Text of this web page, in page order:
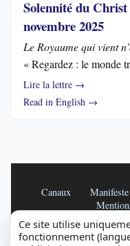
Solennité du
novembre 2025
Le Royaume qui vient
« Regardez : le monde
Lire la lettre →
Read in English →
Canaux Manifeste
© 2026 — Lettres au